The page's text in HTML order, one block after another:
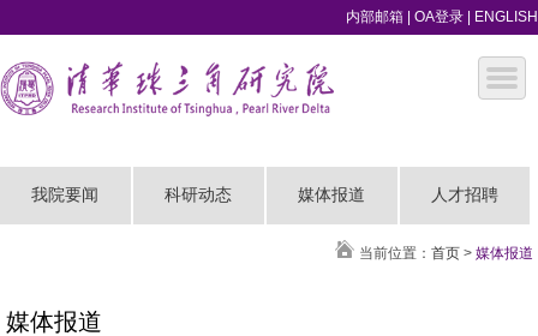
内部邮箱 OA登录 ENGLISH
我院要闻 科研动态 媒体报道 人才招聘
当前位置： 首页> 媒体报道
媒体报道